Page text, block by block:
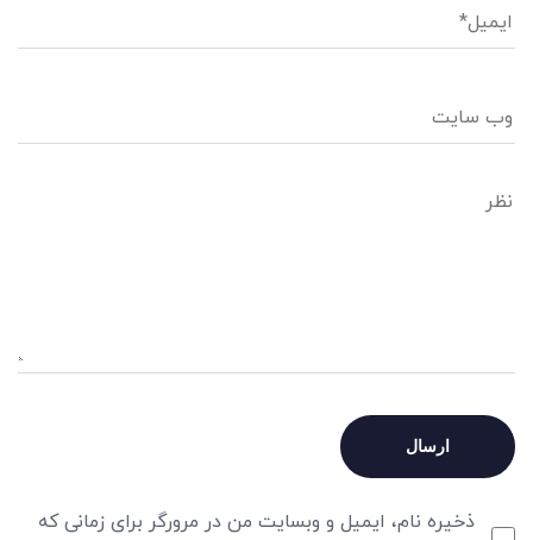
ذخیره نام، ایمیل و وبسایت من در مرورگر برای زمانی که